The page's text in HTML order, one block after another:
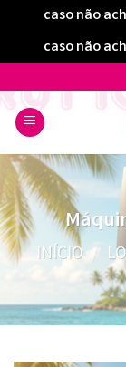
caso não
caso não
to
content
INÍCIO /